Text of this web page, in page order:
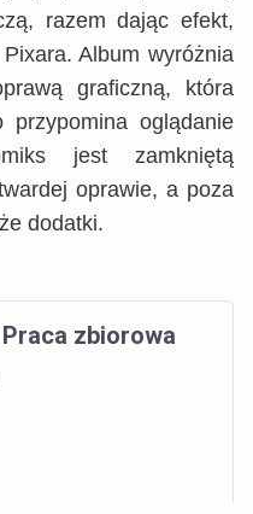
razem dając efekt,
Album wyróżnia
graficzną, która
oglądanie
jest zamkniętą
oprawie, a poza
dodatki.
zbiorowa